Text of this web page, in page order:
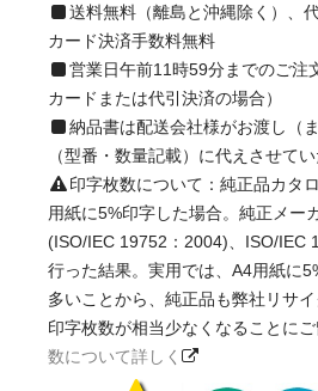
送料無料（離島と沖縄除く）、
カード決済手数料無料
営業日午前11時59分までのご注
カードまたは代引決済の場合）
納品書は配送会社様がお渡し（
（型番・数量記載）に代えさせてい
印字枚数について：純正品カタ
用紙に5%印字した場合。純正メー
(ISO/IEC 19752：2004)、ISO/IEC
行った結果。実用では、A4用紙に
多いことから、純正品も弊社リサ
印字枚数が相当少なくなることに
数について詳しく